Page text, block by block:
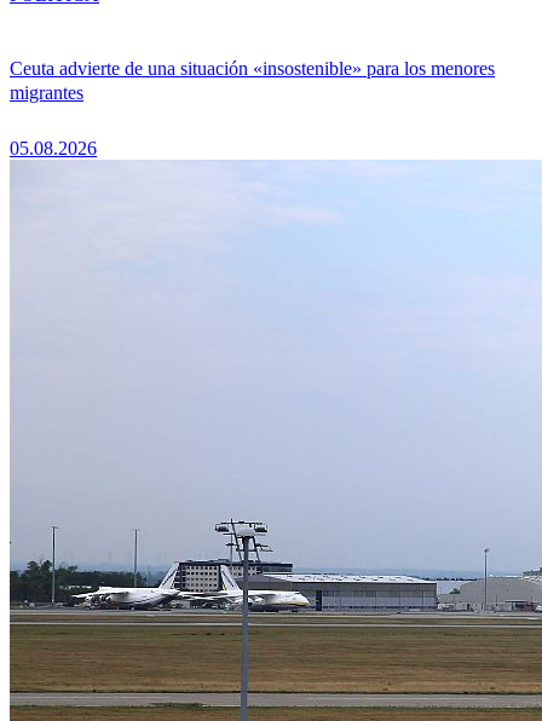
Ceuta advierte de una situación «insostenible» para los menores
migrantes
05.08.2026